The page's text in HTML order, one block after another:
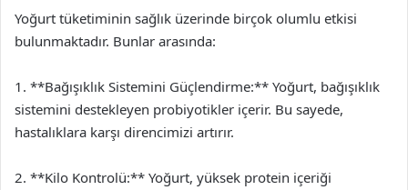
Yoğurt tüketiminin sağlık üzerinde birçok olumlu etkisi
bulunmaktadır. Bunlar arasında:
1. **Bağışıklık Sistemini Güçlendirme:** Yoğurt, bağışıklık
sistemini destekleyen probiyotikler içerir. Bu sayede,
hastalıklara karşı direncimizi artırır.
2. **Kilo Kontrolü:** Yoğurt, yüksek protein içeriği